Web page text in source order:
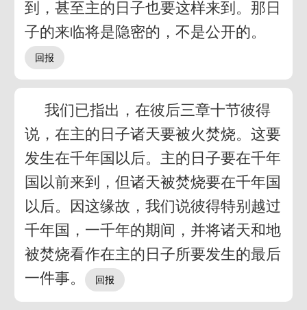
到，甚至主的日子也要这样来到。那日
子的来临将是隐密的，不是公开的。
我们已指出，在彼后三章十节彼得
说，在主的日子诸天要被火焚烧。这要
发生在千年国以后。主的日子要在千年
国以前来到，但诸天被焚烧要在千年国
以后。因这缘故，我们说彼得特别越过
千年国，一千年的期间，并将诸天和地
被焚烧看作在主的日子所要发生的最后
一件事。